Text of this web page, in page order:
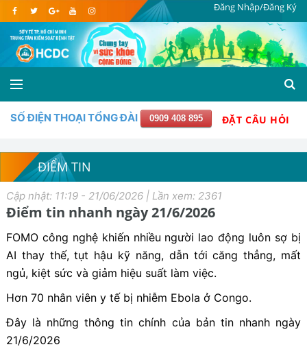
Đăng Nhập/Đăng Ký
SỐ ĐIỆN THOẠI TỔNG ĐÀI 0909 408 895 ĐẶT CÂU HỎI
ĐIỂM TIN
Cập nhật: 11:19 - 21/06/2026 | Lần xem: 2361
Điểm tin nhanh ngày 21/6/2026
FOMO công nghệ khiến nhiều người lao động luôn sợ bị
AI thay thế, tụt hậu kỹ năng, dẫn tới căng thẳng, mất
ngủ, kiệt sức và giảm hiệu suất làm việc.
Hơn 70 nhân viên y tế bị nhiễm Ebola ở Congo.
Đây là những thông tin chính của bản tin nhanh ngày
21/6/2026